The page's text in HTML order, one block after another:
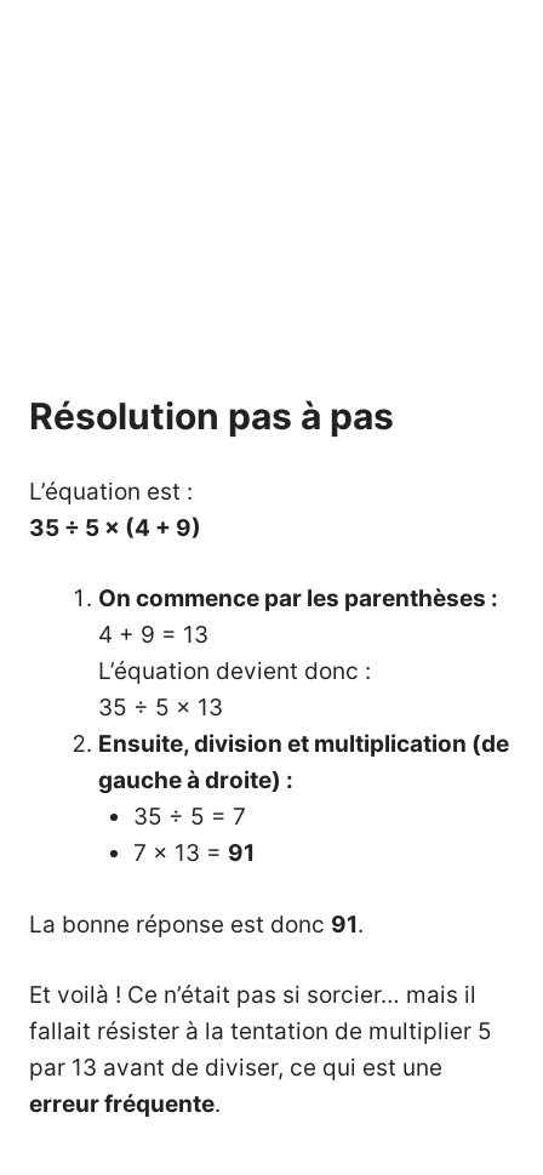
Résolution pas à pas
L’équation est :
35 ÷ 5 × (4 + 9)
On commence par les parenthèses :
4 + 9 = 13
L’équation devient donc :
35 ÷ 5 × 13
Ensuite, division et multiplication (de
gauche à droite) :
35 ÷ 5 = 7
7 × 13 = 91
La bonne réponse est donc 91.
Et voilà ! Ce n’était pas si sorcier… mais il
fallait résister à la tentation de multiplier 5
par 13 avant de diviser, ce qui est une
erreur fréquente.